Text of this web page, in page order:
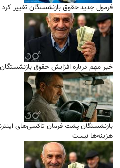
فرمول جدید حقوق بازنشستگان تغییر کرد
خبر مهم درباره افزایش حقوق
بازنشستگان پشت فرمان تاکسی‌های
هزینه‌ها نیست